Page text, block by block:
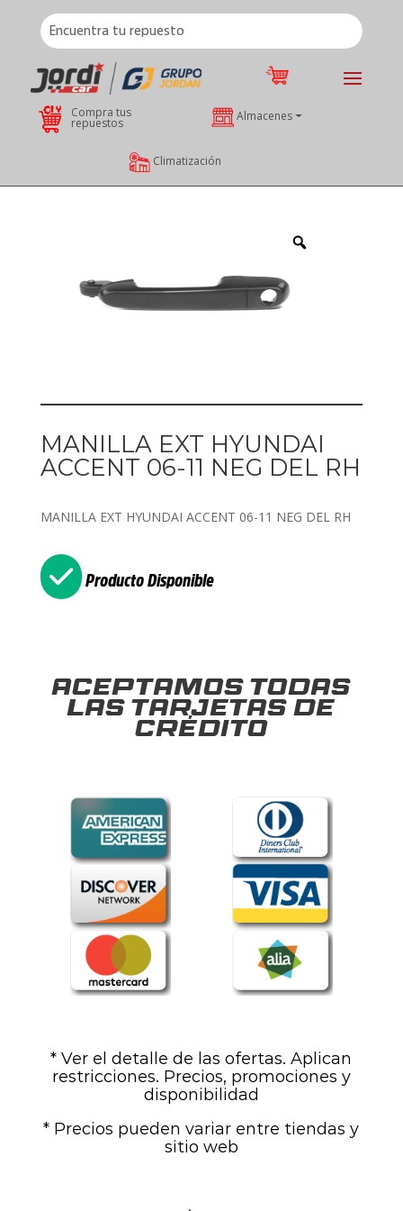
Compra tus
repuestos Almacenes
Climatización
MANILLA EXT HYUNDAI
ACCENT 06-11 NEG DEL RH
MANILLA EXT HYUNDAI ACCENT 06-11 NEG DEL RH
Producto Disponible
Aceptamos todas
las tarjetas de
crédito
* Ver el detalle de las ofertas. Aplican
restricciones. Precios, promociones y
disponibilidad
* Precios pueden variar entre tiendas y
sitio web